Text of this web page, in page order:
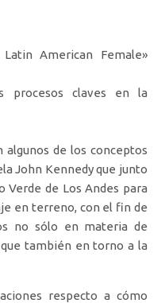
Latin American Female»
procesos claves en la
algunos de los conceptos
John Kennedy que junto
de Los Andes para
en terreno, con el fin de
no sólo en materia de
también en torno a la
respecto a cómo